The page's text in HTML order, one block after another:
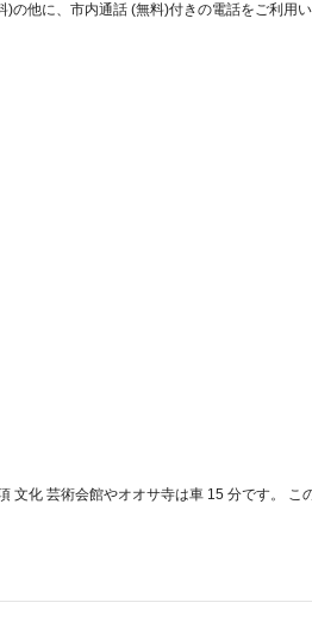
他に、市内通話 (無料)付きの電話をご利用い
文化 芸術会館やオオサ寺は車 15 分です。